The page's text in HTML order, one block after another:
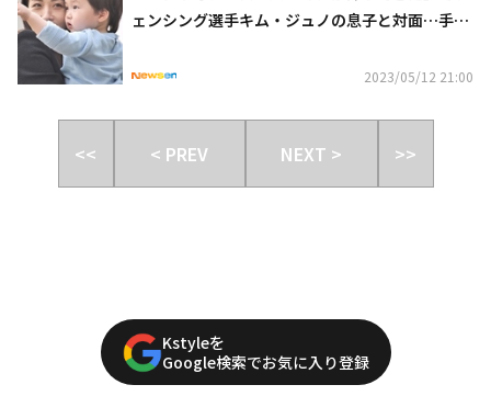
ェンシング選手キム・ジュノの息子と対面…手料
2023/05/12 21:00
<< < PREV NEXT > >>
Kstyleを
Google検索でお気に入り登録